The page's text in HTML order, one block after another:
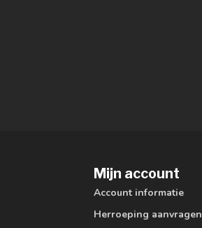
Mijn account
Account informatie
Herroeping aanvragen